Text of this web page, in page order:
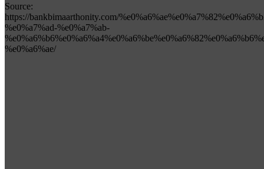
Source:
https://bankbimaarthonity.com/
%e0%a7%ad-%e0%a7%ab-
%e0%a6%ae/